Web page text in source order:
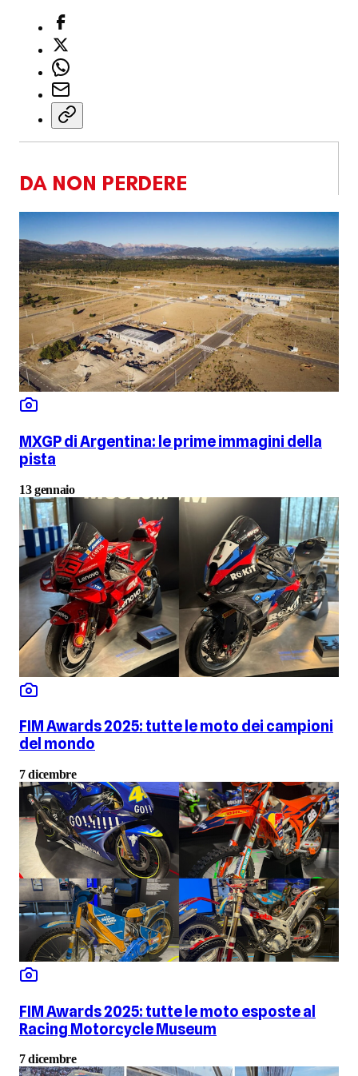
DA NON PERDERE
MXGP di Argentina: le prime immagini della
pista
13 gennaio
FIM Awards 2025: tutte le moto dei campioni
del mondo
7 dicembre
FIM Awards 2025: tutte le moto esposte al
Racing Motorcycle Museum
7 dicembre